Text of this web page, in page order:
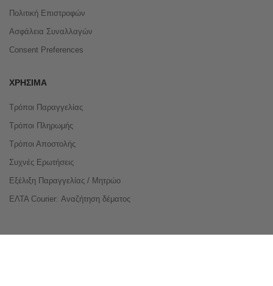
Πολιτική Επιστροφών
Ασφάλεια Συναλλαγών
Consent Preferences
ΧΡΉΣΙΜΑ
Τρόποι Παραγγελίας
Τρόποι Πληρωμής
Τρόποι Αποστολής
Συχνές Ερωτήσεις
Εξέλιξη Παραγγελίας / Μητρώο
ΕΛΤΑ Courier: Αναζήτηση δέματος